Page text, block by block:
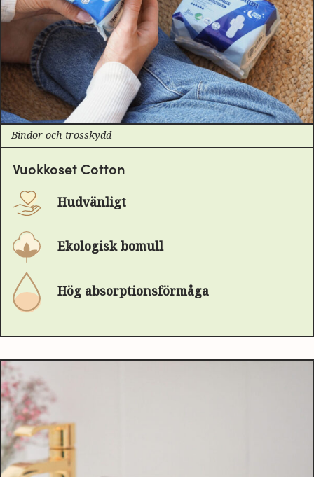
Bindor och trosskydd
Vuokkoset Cotton
Hudvänligt
Ekologisk bomull
Hög absorptionsförmåga